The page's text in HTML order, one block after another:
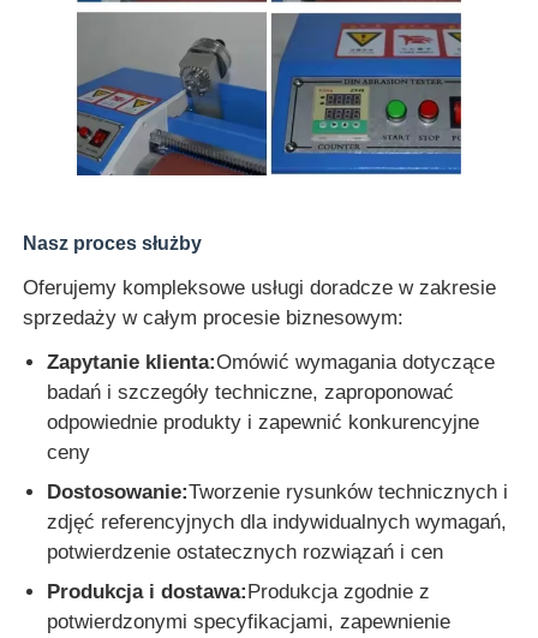
Nasz proces służby
Oferujemy kompleksowe usługi doradcze w zakresie
sprzedaży w całym procesie biznesowym:
Zapytanie klienta:Omówić wymagania dotyczące
badań i szczegóły techniczne, zaproponować
odpowiednie produkty i zapewnić konkurencyjne
ceny
Dostosowanie:Tworzenie rysunków technicznych i
zdjęć referencyjnych dla indywidualnych wymagań,
potwierdzenie ostatecznych rozwiązań i cen
Produkcja i dostawa: Produkcja zgodnie z
potwierdzonymi specyfikacjami, zapewnienie